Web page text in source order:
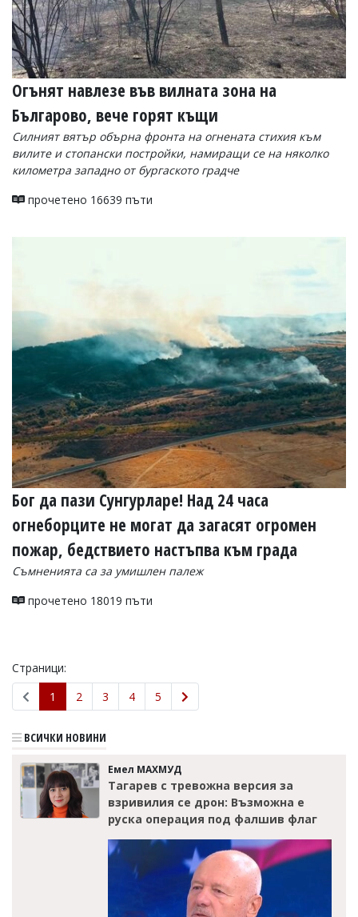
Огънят навлезе във вилната зона на
Българово, вече горят къщи
Силният вятър обърна фронта на огнената стихия към
вилите и стопански постройки, намиращи се на няколко
километра западно от бургаското градче
прочетено 16639 пъти
Бог да пази Сунгурларе! Над 24 часа
огнеборците не могат да загасят огромен
пожар, бедствието настъпва към града
Съмненията са за умишлен палеж
прочетено 18019 пъти
Страници:
1
2 3 4 5
ВСИЧКИ НОВИНИ
Емел МАХМУД
Тагарев с тревожна версия за
взривилия се дрон: Възможна е
руска операция под фалшив флаг